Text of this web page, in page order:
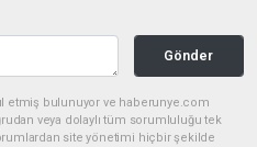
Gönder
etmiş bulunuyor ve haberunye.com
veya dolaylı tüm sorumluluğu tek
site yönetimi hiçbir şekilde